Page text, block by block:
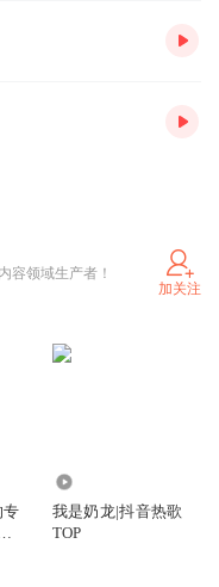
容领域生产者！
加关注
专
|
我是奶龙|抖音热歌
TOP